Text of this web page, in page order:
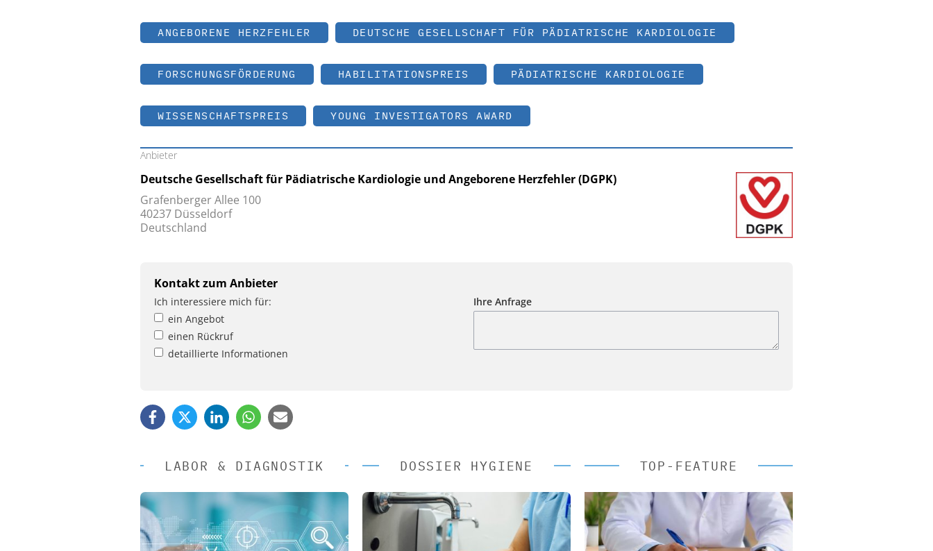
ANGEBORENE HERZFEHLER DEUTSCHE GESELLSCHAFT FÜR PÄDIATRISCHE KARDIOLOGIE
FORSCHUNGSFÖRDERUNG HABILITATIONSPREIS PÄDIATRISCHE KARDIOLOGIE
WISSENSCHAFTSPREIS YOUNG INVESTIGATORS AWARD
Anbieter
Deutsche Gesellschaft für Pädiatrische Kardiologie und Angeborene Herzfehler (DGPK)
Grafenberger Allee 100
40237 Düsseldorf
Deutschland
Kontakt zum Anbieter
Ich interessiere mich für:
ein Angebot
einen Rückruf
detaillierte Informationen
Ihre Anfrage
LABOR & DIAGNOSTIK DOSSIER HYGIENE TOP-FEATURE